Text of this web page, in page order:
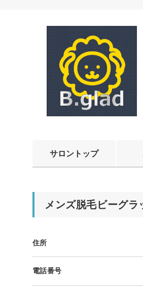
サロントップ
メンズ脱毛ビーグラ
住所
電話番号